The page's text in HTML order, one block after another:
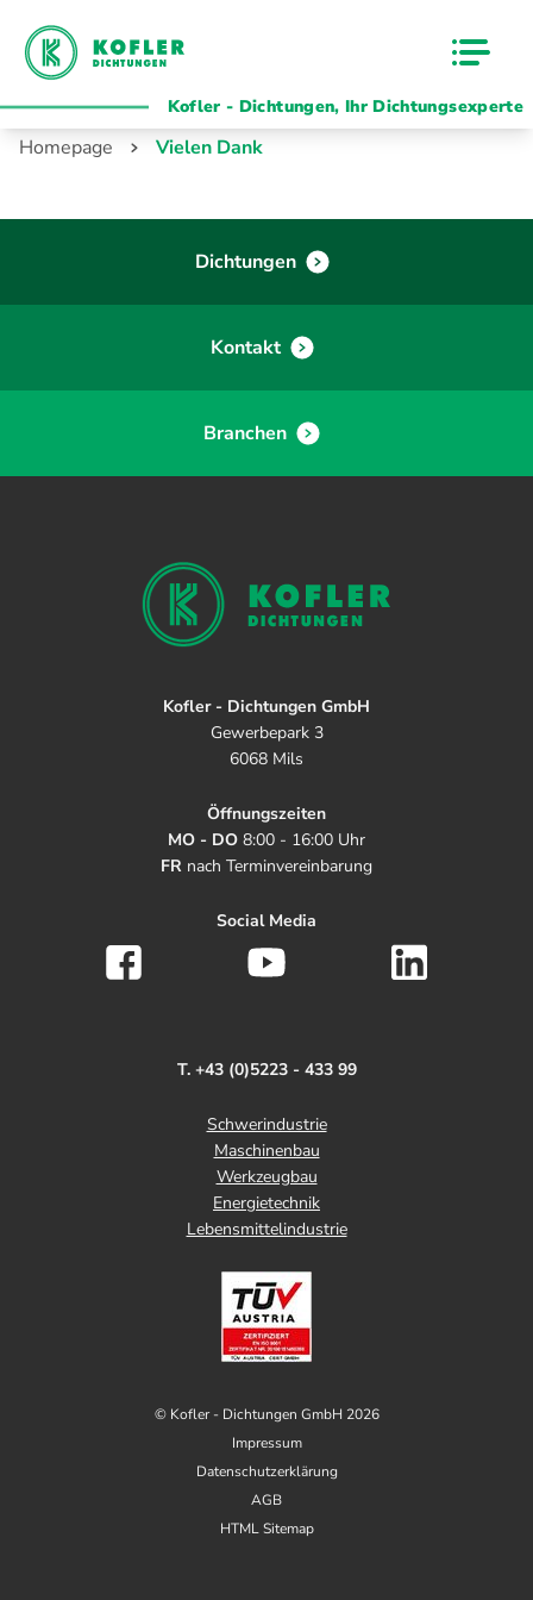
Kofler - Dichtungen, Ihr Dichtungsexperte
Homepage Vielen Dank
Dichtungen
Kontakt
Branchen
Kofler - Dichtungen GmbH
Gewerbepark 3
6068 Mils
Öffnungszeiten
MO - DO 8:00 - 16:00 Uhr
FR nach Terminvereinbarung
Social Media
T. +43 (0)5223 - 433 99
Schwerindustrie
Maschinenbau
Werkzeugbau
Energietechnik
Lebensmittelindustrie
© Kofler - Dichtungen GmbH 2026
Impressum
Datenschutzerklärung
AGB
HTML Sitemap